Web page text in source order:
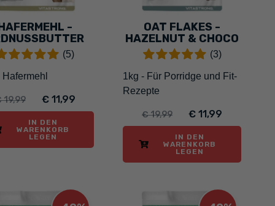
-
(5)
Hafermehl
19,99 € 11,99
IN DEN
WARENKORB
LEGEN
OAT FLAKES -
HAZELNUT & CHOCO
(3)
1kg - Für Porridge und Fit-
Rezepte
€ 19,99 € 11,99
IN DEN
WARENKORB
LEGEN